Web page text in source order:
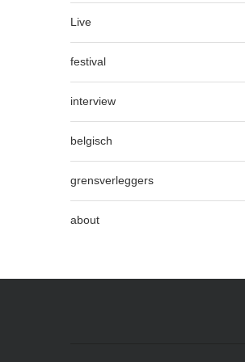
Live
festival
interview
belgisch
grensverleggers
about